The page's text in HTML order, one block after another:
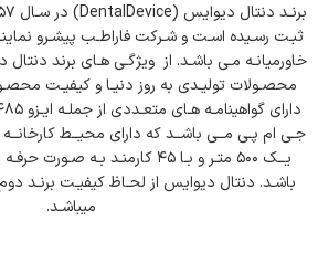
ثبـت رسـیده اسـت و شـرکت فاراطـب پیشـرو
خاورمیانـه مـی باشـد. از ویژگـی هـای برند
محصـولات تولیـدی به روز دنیـا و کیفیـت
جـی ام پـی مــی باشــد که دارای محیــط کارخانــه
یــک ۵۰۰ متـر و بـا ۴۵ کارمنـد
باشـد. دنتال دیوایس از لحـاظ کیفیـت برنـد
میباشـد.